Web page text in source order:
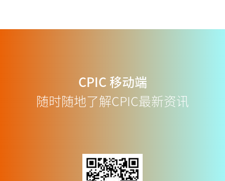
CPIC 移动端
随时随地了解CPIC最新资讯